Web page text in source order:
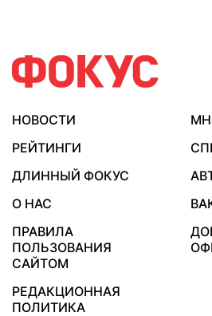
НОВОСТИ
РЕЙТИНГИ
ДЛИННЫЙ ФОКУС
О НАС
ПРАВИЛА
ПОЛЬЗОВАНИЯ
САЙТОМ
РЕДАКЦИОННАЯ
ПОЛИТИКА